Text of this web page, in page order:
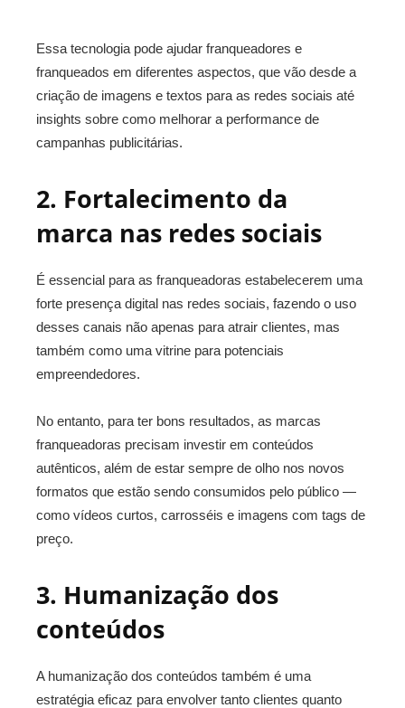
Essa tecnologia pode ajudar franqueadores e
franqueados em diferentes aspectos, que vão desde a
criação de imagens e textos para as redes sociais até
insights sobre como melhorar a performance de
campanhas publicitárias.
2. Fortalecimento da
marca nas redes sociais
É essencial para as franqueadoras estabelecerem uma
forte presença digital nas redes sociais, fazendo o uso
desses canais não apenas para atrair clientes, mas
também como uma vitrine para potenciais
empreendedores.
No entanto, para ter bons resultados, as marcas
franqueadoras precisam investir em conteúdos
autênticos, além de estar sempre de olho nos novos
formatos que estão sendo consumidos pelo público —
como vídeos curtos, carrosséis e imagens com tags de
preço.
3. Humanização dos
conteúdos
A humanização dos conteúdos também é uma
estratégia eficaz para envolver tanto clientes quanto